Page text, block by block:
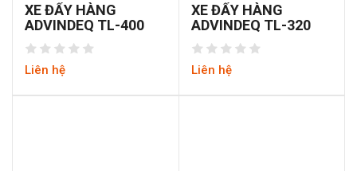
XE ĐẨY HÀNG
ADVINDEQ TL-400
Liên hệ
XE ĐẨY HÀNG
ADVINDEQ TL-320
Liên hệ